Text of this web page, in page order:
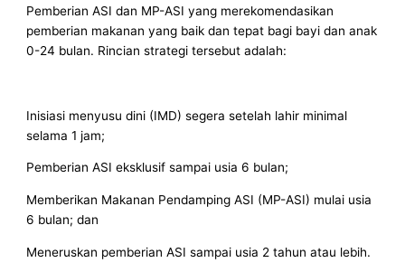
Pemberian ASI dan MP-ASI yang merekomendasikan
pemberian makanan yang baik dan tepat bagi bayi dan anak
0-24 bulan. Rincian strategi tersebut adalah:
Inisiasi menyusu dini (IMD) segera setelah lahir minimal
selama 1 jam;
Pemberian ASI eksklusif sampai usia 6 bulan;
Memberikan Makanan Pendamping ASI (MP-ASI) mulai usia
6 bulan; dan
Meneruskan pemberian ASI sampai usia 2 tahun atau lebih.